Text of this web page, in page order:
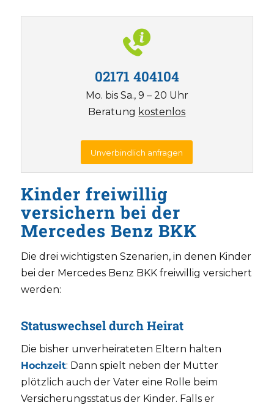
02171 404104
Mo. bis Sa., 9 – 20 Uhr
Beratung kostenlos
Unverbindlich anfragen
Kinder freiwillig
versichern bei der
Mercedes Benz BKK
Die drei wichtigsten Szenarien, in denen Kinder
bei der Mercedes Benz BKK freiwillig versichert
werden:
Statuswechsel durch Heirat
Die bisher unverheirateten Eltern halten
Hochzeit: Dann spielt neben der Mutter
plötzlich auch der Vater eine Rolle beim
Versicherungsstatus der Kinder. Falls er